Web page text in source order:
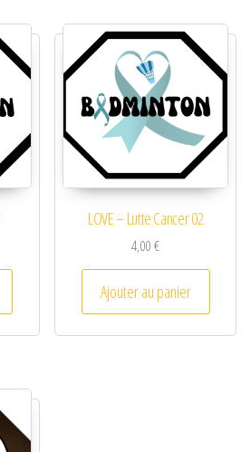
LOVE – Lutte Cancer 02
4,00€
Ajouter au panier